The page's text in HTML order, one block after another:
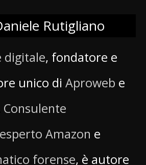
Rutigliano
digitale, fondatore e
unico di Aproweb e
Consulente
esperto Amazon e
forense, è autore